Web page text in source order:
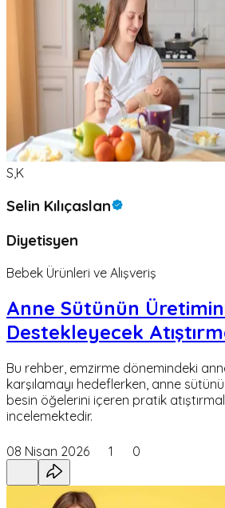
S,K
Selin Kılıçaslan
Diyetisyen
Bebek Ürünleri ve Alışveriş
Anne Sütünün
Destekleyecek
Bu rehber, emzirme dönemindeki
karşılamayı hedeflerken, anne
besin öğelerini içeren pratik
incelemektedir.
08 Nisan 2026 1 0